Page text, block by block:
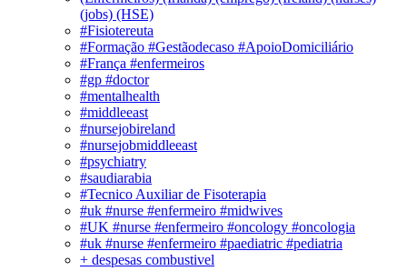
(jobs) (HSE)
#Fisiotereuta
#Formação #Gestãodecaso #ApoioDomiciliário
#França #enfermeiros
#gp #doctor
#mentalhealth
#middleeast
#nursejobireland
#nursejobmiddleeast
#psychiatry
#saudiarabia
#Tecnico Auxiliar de Fisoterapia
#uk #nurse #enfermeiro #midwives
#UK #nurse #enfermeiro #oncology #oncologia
#uk #nurse #enfermeiro #paediatric #pediatria
+ despesas combustivel